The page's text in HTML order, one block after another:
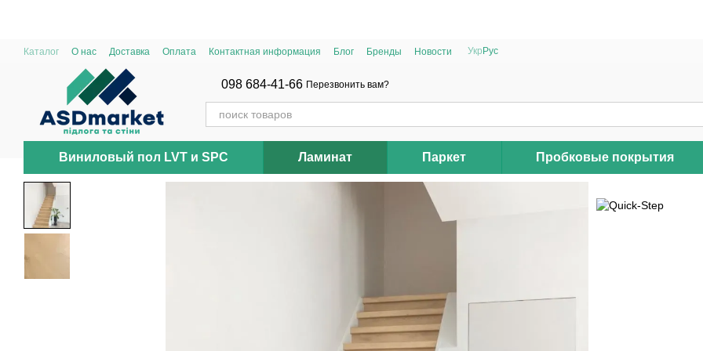
Каталог О нас Доставка Оплата Контактная информация Блог Бренды Новости Укр Рус
098 684-41-66 Перезвонить вам?
Виниловый пол LVT и SPC Ламинат Паркет Пробковые покрытия